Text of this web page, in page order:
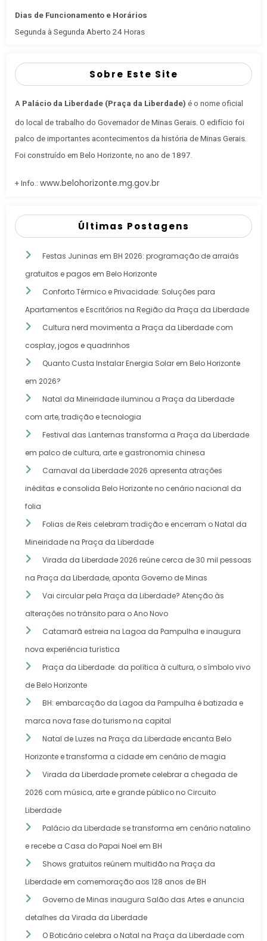
Dias de Funcionamento e Horários
Segunda à Segunda Aberto 24 Horas
Sobre Este Site
A Palácio da Liberdade (Praça da Liberdade) é o nome oficial
do local de trabalho do Governador de Minas Gerais . O edifício foi
palco de importantes acontecimentos da história de Minas Gerais.
Foi construído em Belo Horizonte, no ano de 1897.
+ Info.: www.belohorizonte.mg.gov.br
Últimas Postagens
Festas Juninas em BH 2026: programação de arraiás
gratuitos e pagos em Belo Horizonte
Conforto Térmico e Privacidade: Soluções para
Apartamentos e Escritórios na Região da Praça da Liberdade
Cultura nerd movimenta a Praça da Liberdade com
cosplay, jogos e quadrinhos
Quanto Custa Instalar Energia Solar em Belo Horizonte
em 2026?
Natal da Mineiridade iluminou a Praça da Liberdade
com arte, tradição e tecnologia
Festival das Lanternas transforma a Praça da Liberdade
em palco de cultura, arte e gastronomia chinesa
Carnaval da Liberdade 2026 apresenta atrações
inéditas e consolida Belo Horizonte no cenário nacional da
folia
Folias de Reis celebram tradição e encerram o Natal da
Mineiridade na Praça da Liberdade
Virada da Liberdade 2026 reúne cerca de 30 mil pessoas
na Praça da Liberdade, aponta Governo de Minas
Vai circular pela Praça da Liberdade? Atenção às
alterações no trânsito para o Ano Novo
Catamarã estreia na Lagoa da Pampulha e inaugura
nova experiência turística
Praça da Liberdade: da política à cultura, o símbolo vivo
de Belo Horizonte
BH: embarcação da Lagoa da Pampulha é batizada e
marca nova fase do turismo na capital
Natal de Luzes na Praça da Liberdade encanta Belo
Horizonte e transforma a cidade em cenário de magia
Virada da Liberdade promete celebrar a chegada de
2026 com música, arte e grande público no Circuito
Liberdade
Palácio da Liberdade se transforma em cenário natalino
e recebe a Casa do Papai Noel em BH
Shows gratuitos reúnem multidão na Praça da
Liberdade em comemoração aos 128 anos de BH
Governo de Minas inaugura Salão das Artes e anuncia
detalhes da Virada da Liberdade
O Boticário celebra o Natal na Praça da Liberdade com